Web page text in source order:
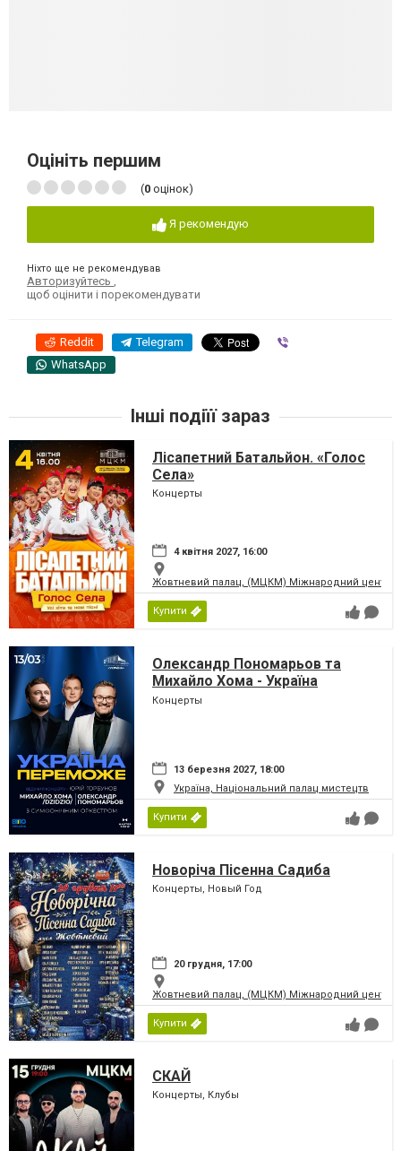
Оцініть першим
(0 оцінок)
Я рекомендую
Ніхто ще не рекомендував
Авторизуйтесь
щоб оцінити і порекомендувати
Reddit Telegram
WhatsApp
Інші подіїї зараз
Лісапетний Батальйон. «Голос
Села»
Концерты
4 квітня 2027, 16:00
Жовтневий палац, (МЦКМ) Міжнародний центр
Купити
Олександр Пономарьов та
Михайло Хома - Україна
Переможе!
Концерты
13 березня 2027, 18:00
Україна, Національний палац мистецтв
Купити
Новоріча Пісенна Садиба
Концерты, Новый Год
20 грудня, 17:00
Жовтневий палац, (МЦКМ) Міжнародний центр
Купити
СКАЙ
Концерты, Клубы